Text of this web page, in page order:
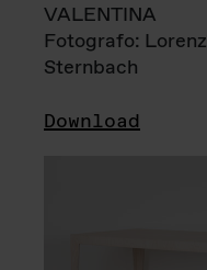
VALENTINA
Fotografo: Lorenz
Sternbach
Download